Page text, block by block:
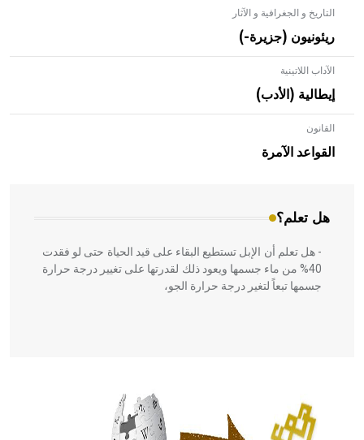
التاريخ و الجغرافية و الآثار
ريئونيون (جزيرة-)
الآداب اللاتينية
إيطالية (الأدب)
القانون
القواعد الآمرة
هل تعلم؟
- هل تعلم أن الأبلق نوع من الفنون الهندسية التي ارتبطت
بالعمارة الإسلامية في بلاد الشام ومصر خاصة، حيث يحرص
المعمار على بناء مداميكه وخاصة في الواجهات
- هل تعلم أن الإبل تستطيع البقاء على قيد الحياة حتى لو فقدت
40% من ماء جسمها ويعود ذلك لقدرتها على تغيير درجة حرارة
جسمها تبعاً لتغير درجة حرارة الجو،
الحكم، الأدلة، تنظيم التغذية، ورسالته في جروح الرأس. ويعود
له الفضل بأنه حرر الطب من الدين والفلسفة.